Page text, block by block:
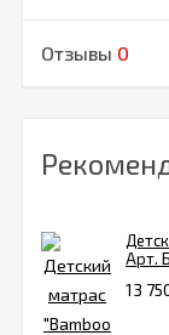
Отзывы 0
Арт.
13